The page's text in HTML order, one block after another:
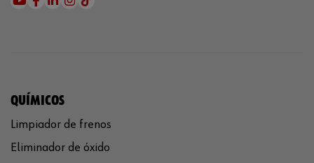
QUÍMICOS
Limpiador de frenos
Eliminador de óxido